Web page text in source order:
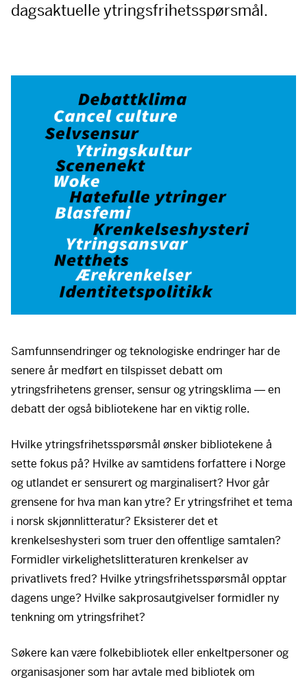
dagsaktuelle ytringsfrihetsspørsmål.
Samfunnsendringer og teknologiske endringer har de
senere år medført en tilspisset debatt om
ytringsfrihetens grenser, sensur og ytringsklima ― en
debatt der også bibliotekene har en viktig rolle.
Hvilke ytringsfrihetsspørsmål ønsker bibliotekene å
sette fokus på? Hvilke av samtidens forfattere i Norge
og utlandet er sensurert og marginalisert? Hvor går
grensene for hva man kan ytre? Er ytringsfrihet et tema
i norsk skjønnlitteratur? Eksisterer det et
krenkelseshysteri som truer den offentlige samtalen?
Formidler virkelighetslitteraturen krenkelser av
privatlivets fred? Hvilke ytringsfrihetsspørsmål opptar
dagens unge? Hvilke sakprosautgivelser formidler ny
tenkning om ytringsfrihet?
Søkere kan være folkebibliotek eller enkeltpersoner og
organisasjoner som har avtale med bibliotek om